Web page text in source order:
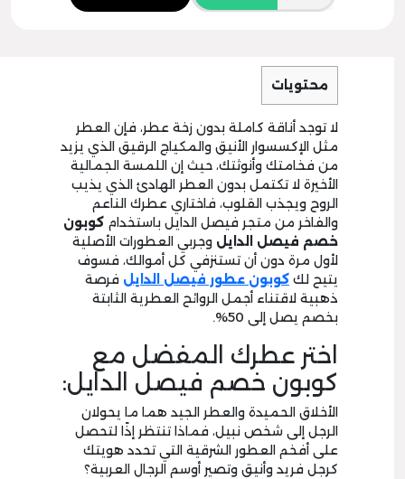
محتويات
لا توجد أناقة كاملة بدون زخة عطر، فإن العطر
مثل الإكسسوار الأنيق والمكياج الرقيق الذي يزيد
من فخامتك وأنوثتك، حيث إن اللمسة الجمالية
الأخيرة لا تكتمل بدون العطر الهادئ الذي يذيب
الروح ويجذب القلوب، فاختاري عطرك الناعم
والفاخر من متجر فيصل الدايل باستخدام كوبون
خصم فيصل الدايل وجربي العطورات الأصلية
لأول مرة دون أن تستنزفي كل أموالك، فسوف
يتيح لك كوبون عطور فيصل الدايل فرصة
ذهبية لاقتناء أجمل الروائح العطرية الثابتة
بخصم يصل إلى 50%.
اختر عطرك المفضل مع
كوبون خصم فيصل الدايل:
الأخلاق الحميدة والعطر الجيد هما ما يحولان
الرجل إلى شخص نبيل، فماذا تنتظر إذًا لتحصل
على أفخم العطور الشرقية التي تحدد هويتك
كرجل فريد وأنيق وتصير أوسم الرجال العربية؟